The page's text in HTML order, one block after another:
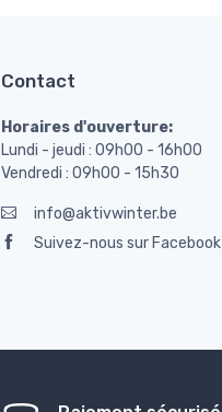
Contact
Horaires d'ouverture:
Lundi - jeudi : 09h00 - 16h00
Vendredi : 09h00 - 15h30
info@aktivwinter.be
Suivez-nous sur Facebook